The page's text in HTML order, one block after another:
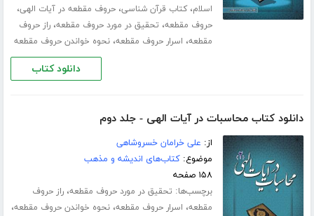
اسلام،کتاب قرآن شناسی،حروف مقطعه در آیات الهی،
حروف مقطعه، تحقیق در مورد حروف مقطعه،راز حروف
مقطعه، اسرار حروف مقطعه،نحوه خواندن حروف مقطعه
دانلود کتاب
دانلود کتاب محاسبات در آیات الهی - جلد دوم
از: علی خرامان خسروشاهی
موضوع:کتاب‌های اندیشه و مذهب
۱۵۸ صفحه
برچسب‌ها: تحقیق در مورد حروف مقطعه،راز حروف
مقطعه، اسرار حروف مقطعه،نحوه خواندن حروف مقطعه،